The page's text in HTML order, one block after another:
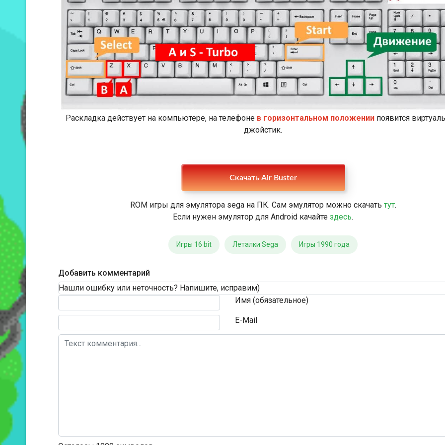
Раскладка действует на компьютере, на телефоне в горизонтальном положениипоявится
джойстик.
Скачать Air Buster
ROM игры для эмулятора sega на ПК. Сам эмулятор можно скачать тут.
Если нужен эмулятор для Android качайте здесь.
Игры 16 bit Леталки Sega Игры 1990 года
Добавить комментарий
Нашли ошибку или неточность? Напишите, исправим)
Имя (обязательное)
E-Mail
Текст комментария